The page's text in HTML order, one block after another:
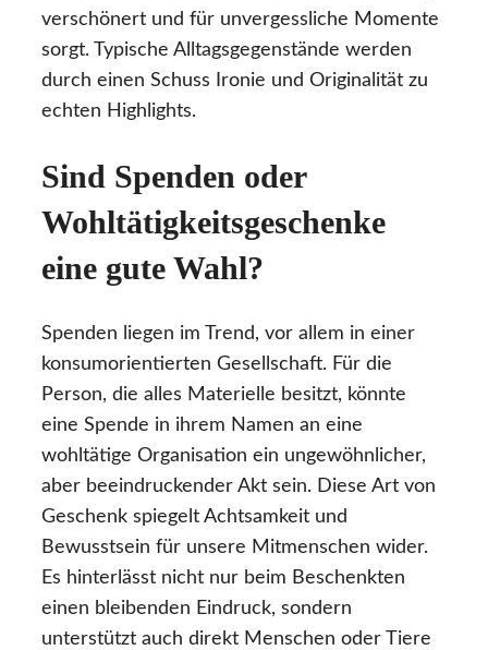
verschönert und für unvergessliche Momente
sorgt. Typische Alltagsgegenstände werden
durch einen Schuss Ironie und Originalität zu
echten Highlights.
Sind Spenden oder
Wohltätigkeitsgeschenke
eine gute Wahl?
Spenden liegen im Trend, vor allem in einer
konsumorientierten Gesellschaft. Für die
Person, die alles Materielle besitzt, könnte
eine Spende in ihrem Namen an eine
wohltätige Organisation ein ungewöhnlicher,
aber beeindruckender Akt sein. Diese Art von
Geschenk spiegelt Achtsamkeit und
Bewusstsein für unsere Mitmenschen wider.
Es hinterlässt nicht nur beim Beschenkten
einen bleibenden Eindruck, sondern
unterstützt auch direkt Menschen oder Tiere